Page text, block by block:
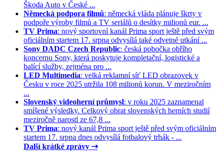
Škoda Auto v České ...
Německá podpora filmů: německá vláda plánuje škrty v
podpoře výroby filmů a TV seriálů o desítky milionů eur. ...
TV Prima: nový sportovní kanál Prima sport ještě před svým
oficiálním startem 17. srpna odvysílá také odvetné utkání ...
Sony DADC Czech Republic: česká pobočka obřího
koncernu Sony, která poskytuje kompletační, logistické a
balící služby, zejména pro ...
LED Multimedia: velká reklamní síť LED obrazovek v
Česku v roce 2025 utržila 108 milionů korun. V meziročním
...
Slovenský videoherní průmysl: v roku 2025 zaznamenal
smíšené výsledky. Celkový obrat slovenských herních studií
meziročně narostl ze 67,8 ...
TV Prima: nový kanál Prima sport ještě před svým oficiálním
startem 17. srpna dnes odvysílá fotbalový trhák - ...
Další krátké zprávy ⇢